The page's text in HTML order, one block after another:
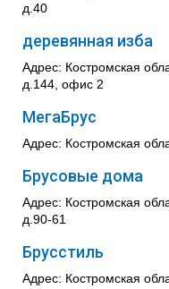
д.40
деревянная изба
Адрес: Костромская
д.144, офис 2
МегаБрус
Адрес: Костромская
Брусовые дома
Адрес: Костромская
д.90-61
Брусстиль
Адрес: Костромская